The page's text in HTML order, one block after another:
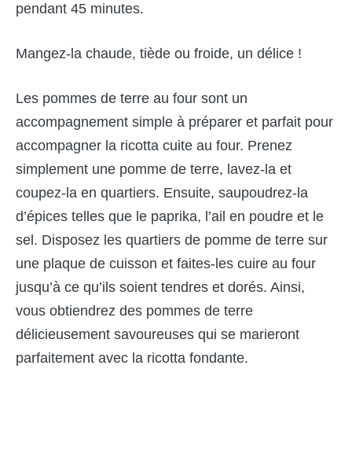
pendant 45 minutes.
Mangez-la chaude, tiède ou froide, un délice !
Les pommes de terre au four sont un
accompagnement simple à préparer et parfait pour
accompagner la ricotta cuite au four. Prenez
simplement une pomme de terre, lavez-la et
coupez-la en quartiers. Ensuite, saupoudrez-la
d’épices telles que le paprika, l’ail en poudre et le
sel. Disposez les quartiers de pomme de terre sur
une plaque de cuisson et faites-les cuire au four
jusqu’à ce qu’ils soient tendres et dorés. Ainsi,
vous obtiendrez des pommes de terre
délicieusement savoureuses qui se marieront
parfaitement avec la ricotta fondante.